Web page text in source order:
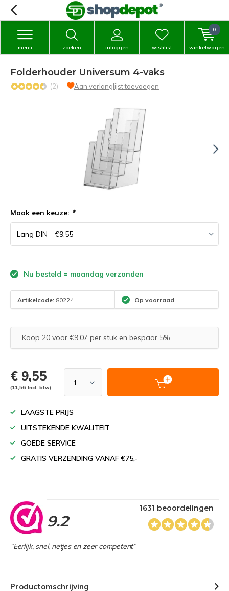
zoeken inloggen
menu wishlist winkelwagen
0
Folderhouder Universum 4-vaks
(2) Aan verlanglijst toevoegen
Maak een keuze: *
Nu besteld = maandag verzonden
Artikelcode: 80224 Op voorraad
Koop 20 voor €9,07 per stuk en bespaar 5%
€ 9,55
(11,56 Incl. btw)
LAAGSTE PRIJS
UITSTEKENDE KWALITEIT
GOEDE SERVICE
GRATIS VERZENDING VANAF €75,-
9.2
1631 beoordelingen
“Eerlijk, snel, netjes en zeer competent”
Productomschrijving